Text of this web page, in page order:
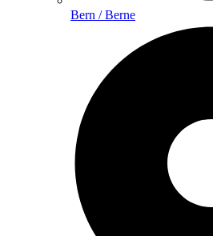
Bern / Berne